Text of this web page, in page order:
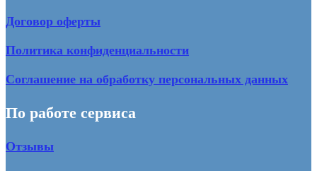
Договор оферты
Политика конфиденциальности
Соглашение на обработку персональных данных
По работе сервиса
Отзывы